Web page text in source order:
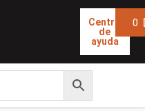
Centro
de
ayuda
0